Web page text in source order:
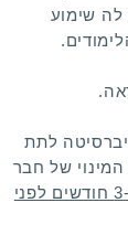
לה שימוע
לתת
של חבר
לא יאוחר מ-3 חודשים לפני